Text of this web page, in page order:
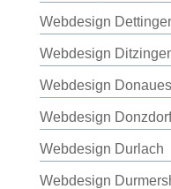
Webdesign
Webdesign
Webdesign
Webdesign Donzdorf
Webdesign Durlach
Webdesign